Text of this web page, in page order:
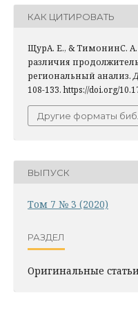
КАК ЦИТИРОВАТЬ
ЩурА. Е., & ТимонинС.
различия
региональный анализ.
108-133. https://doi.org/
Другие форматы
ВЫПУСК
Том 7 № 3 (2020)
РАЗДЕЛ
Оригинальные